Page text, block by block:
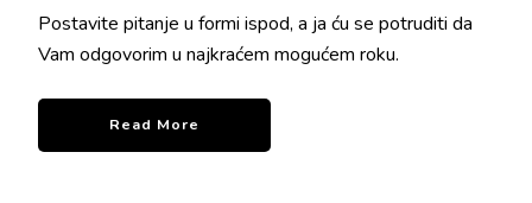
Postavite pitanje u formi ispod, a ja ću se potruditi da
Vam odgovorim u najkraćem mogućem roku.
Read More